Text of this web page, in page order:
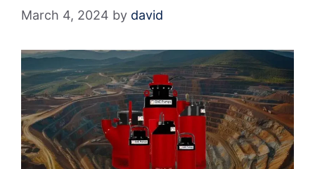
March 4, 2024 by david